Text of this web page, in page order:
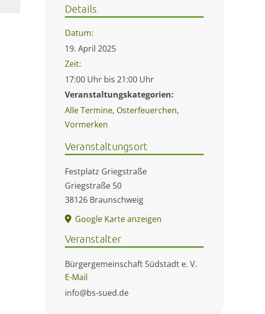
Details
Datum:
19. April 2025
Zeit:
17:00 Uhr bis 21:00 Uhr
Veranstaltungskategorien:
Alle Termine, Osterfeuerchen,
Vormerken
Veranstaltungsort
Festplatz Griegstraße
Griegstraße 50
38126 Braunschweig
Google Karte anzeigen
Veranstalter
Bürgergemeinschaft Südstadt e. V.
E-Mail
info@bs-sued.de